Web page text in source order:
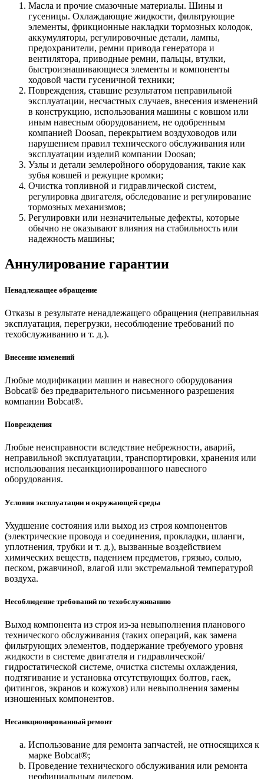
Масла и прочие смазочные материалы. Шины и
гусеницы. Охлаждающие жидкости, фильтрующие
элементы, фрикционные накладки тормозных колодок,
аккумуляторы, регулировочные детали, лампы,
предохранители, ремни привода генератора и
вентилятора, приводные ремни, пальцы, втулки,
быстроизнашивающиеся элементы и компоненты
ходовой части гусеничной техники;
Повреждения, ставшие результатом неправильной
эксплуатации, несчастных случаев, внесения изменений
в конструкцию, использования машины с ковшом или
иным навесным оборудованием, не одобренным
компанией Doosan, перекрытием воздуховодов или
нарушением правил технического обслуживания или
эксплуатации изделий компании Doosan;
Узлы и детали землеройного оборудования, такие как
зубья ковшей и режущие кромки;
Очистка топливной и гидравлической систем,
регулировка двигателя, обследование и регулирование
тормозных механизмов;
Регулировки или незначительные дефекты, которые
обычно не оказывают влияния на стабильность или
надежность машины;
Аннулирование гарантии
Ненадлежащее обращение
Отказы в результате ненадлежащего обращения (неправильная
эксплуатация, перегрузки, несоблюдение требований по
техобслуживанию и т. д.).
Внесение изменений
Любые модификации машин и навесного оборудования
Bobcat® без предварительного письменного разрешения
компании Bobcat®.
Повреждения
Любые неисправности вследствие небрежности, аварий,
неправильной эксплуатации, транспортировки, хранения или
использования несанкционированного навесного
оборудования.
Условия эксплуатации и окружающей среды
Ухудшение состояния или выход из строя компонентов
(электрические провода и соединения, прокладки, шланги,
уплотнения, трубки и т. д.), вызванные воздействием
химических веществ, падением предметов, грязью, солью,
песком, ржавчиной, влагой или экстремальной температурой
воздуха.
Несоблюдение требований по техобслуживанию
Выход компонента из строя из-за невыполнения планового
технического обслуживания (таких операций, как замена
фильтрующих элементов, поддержание требуемого уровня
жидкости в системе двигателя и гидравлической/
гидростатической системе, очистка системы охлаждения,
подтягивание и установка отсутствующих болтов, гаек,
фитингов, экранов и кожухов) или невыполнения замены
изношенных компонентов.
Несанкционированный ремонт
Использование для ремонта запчастей, не относящихся к
марке Bobcat®;
Проведение технического обслуживания или ремонта
неофициальным дилером.